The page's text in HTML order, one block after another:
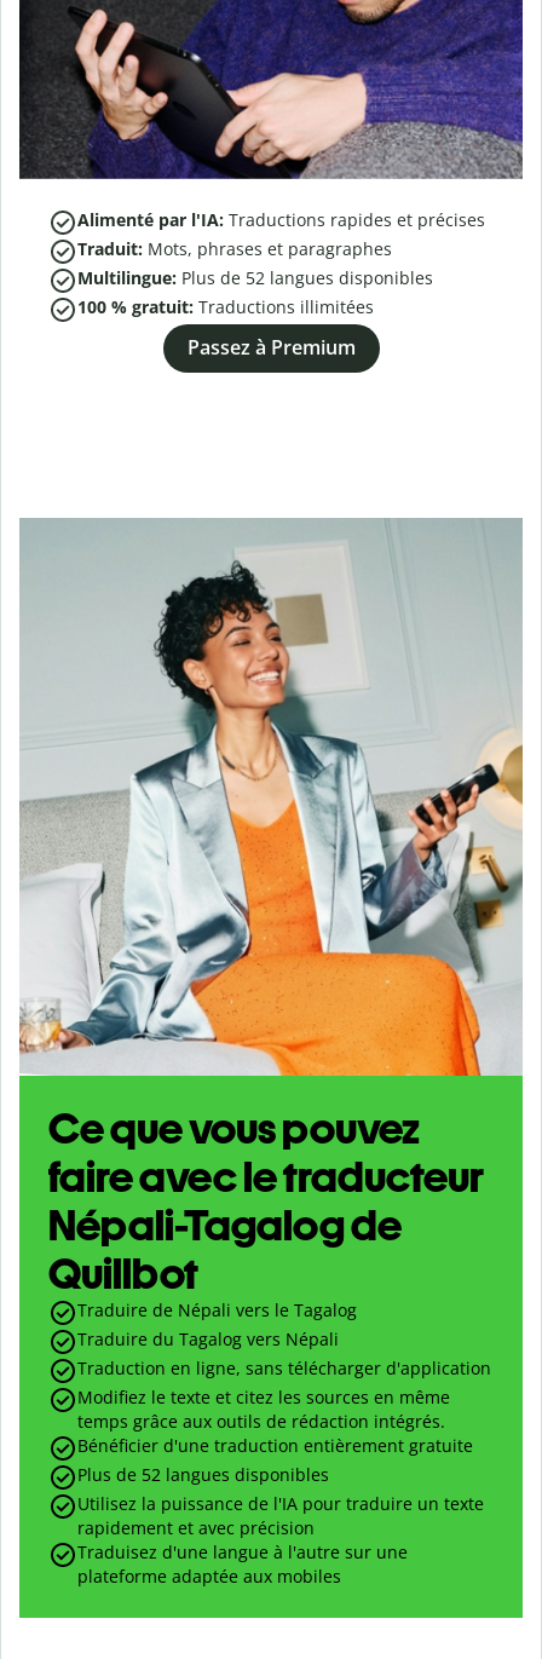
Alimenté par l'IA: Traductions rapides et précises
Traduit: Mots, phrases et paragraphes
Multilingue: Plus de 52 langues disponibles
100 % gratuit: Traductions illimitées
Passez à Premium
Ce que vous pouvez
faire avec le traducteur
Népali-Tagalog de
Quillbot
Traduire de Népali vers le Tagalog
Traduire du Tagalog vers Népali
Traduction en ligne, sans télécharger d'application
Modifiez le texte et citez les sources en même
temps grâce aux outils de rédaction intégrés.
Bénéficier d'une traduction entièrement gratuite
Plus de 52 langues disponibles
Utilisez la puissance de l'IA pour traduire un texte
rapidement et avec précision
Traduisez d'une langue à l'autre sur une
plateforme adaptée aux mobiles